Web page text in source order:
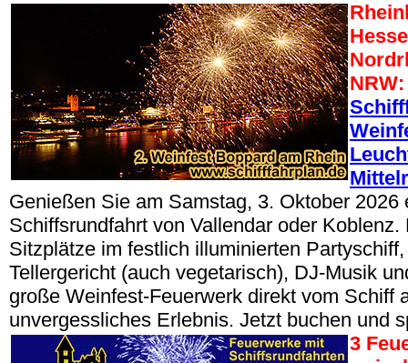
NRW:
Genießen Sie am Samstag, 3. Oktober 2026
Schiffsrundfahrt von Vallendar oder Koblenz.
Sitzplätze im festlich illuminierten
Tellergericht (auch vegetarisch), DJ-Musik
große Weinfest-Feuerwerk direkt vom Schiff
unvergessliches Erlebnis. Jetzt buchen und
3